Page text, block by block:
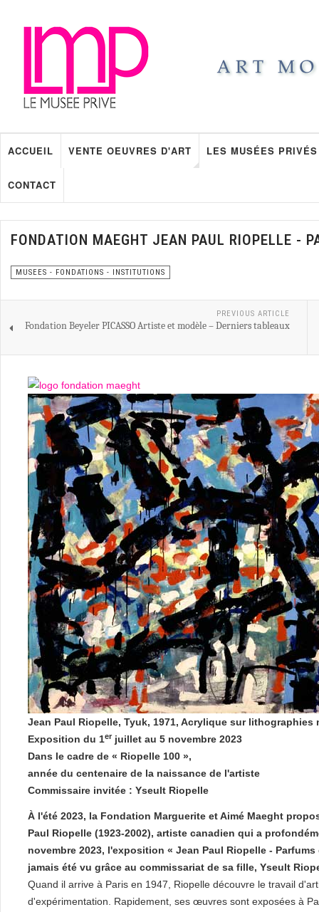
ACCUEIL VENTE OEUVRES D'ART LES MUSÉES PRIVÉS
CONTACT
FONDATION MAEGHT JEAN PAUL RIOPELLE -
MUSEES - FONDATIONS - INSTITUTIONS
PREVIOUS ARTICLE
Fondation Beyeler PICASSO Artiste et modèle – Derniers tableaux
Jean Paul Riopelle, Tyuk, 1971, Acrylique sur
Exposition du 1er juillet au 5 novembre 2023
Dans le cadre de « Riopelle 100 »,
année du centenaire de la naissance de l'artiste
Commissaire invitée : Yseult Riopelle
À l'été 2023, la Fondation Marguerite et Aimé Maeght
Paul Riopelle (1923-2002), artiste canadien qui a
novembre 2023, l'exposition « Jean Paul Riopelle -
jamais été vu grâce au commissariat de sa fille, Yseult
Quand il arrive à Paris en 1947, Riopelle découvre le travail
d'expérimentation. Rapidement, ses œuvres sont exposées à